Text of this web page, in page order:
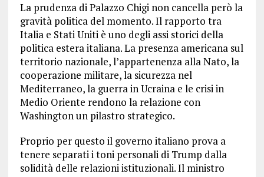
La prudenza di Palazzo Chigi non cancella però la
gravità politica del momento. Il rapporto tra
Italia e Stati Uniti è uno degli assi storici della
politica estera italiana. La presenza americana sul
territorio nazionale, l’appartenenza alla Nato, la
cooperazione militare, la sicurezza nel
Mediterraneo, la guerra in Ucraina e le crisi in
Medio Oriente rendono la relazione con
Washington un pilastro strategico.
Proprio per questo il governo italiano prova a
tenere separati i toni personali di Trump dalla
solidità delle relazioni istituzionali. Il ministro